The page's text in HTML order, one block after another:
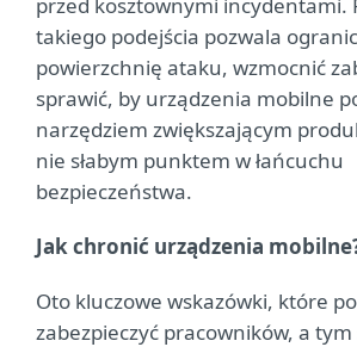
takiego podejścia pozwala
powierzchnię ataku, wzmocnić
sprawić, by urządzenia mobilne
narzędziem zwiększającym
nie słabym punktem w łańcuchu
bezpieczeństwa.
Jak chronić urządzenia
Oto kluczowe wskazówki, które
zabezpieczyć pracowników, a tym